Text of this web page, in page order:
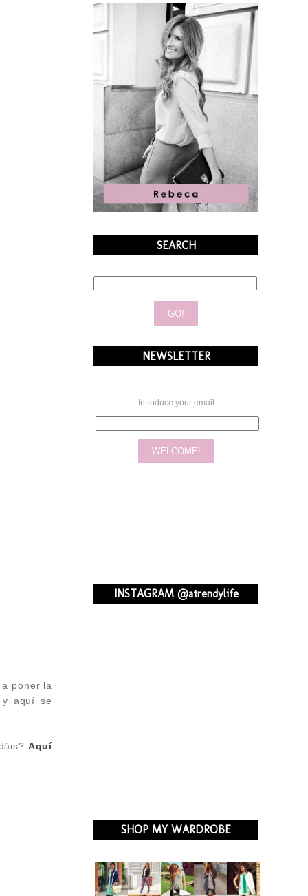
poner la
aquí se
Aquí
SEARCH
NEWSLETTER
Introduce your email
INSTAGRAM @atrendylife
SHOP MY WARDROBE